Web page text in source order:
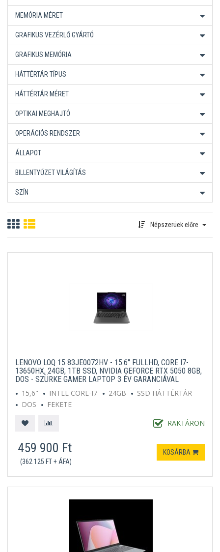
MEMÓRIA MÉRET
GRAFIKUS VEZÉRLŐ GYÁRTÓ
GRAFIKUS MEMÓRIA
HÁTTÉRTÁR TÍPUS
HÁTTÉRTÁR MÉRET
OPTIKAI MEGHAJTÓ
OPERÁCIÓS RENDSZER
ÁLLAPOT
BILLENTYŰZET VILÁGÍTÁS
SZÍN
Népszerüek előre
LENOVO LOQ 15 83JE0072HV - 15.6" FULLHD, CORE I7-
13650HX, 24GB, 1TB SSD, NVIDIA GEFORCE RTX 5050 8GB,
DOS - SZÜRKE GAMER LAPTOP 3 ÉV GARANCIÁVAL
15,6"
INTEL CORE-I7 24GB
SSD HÁTTÉRTÁR
DOS
FEKETE
RAKTÁRON
459 900 Ft
(362 125 FT + ÁFA)
KOSÁRBA